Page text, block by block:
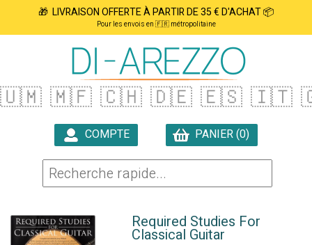
🎁 LIVRAISON OFFERTE À PARTIR DE 35 € D'ACHAT 📦
Pour les envois en 🇫🇷 métropolitaine
🇺🇲 🇲🇫 🇨🇭 🇩🇪 🇪🇸 🇮🇹
COMPTE
PANIER (0)
Required Studies For
Classical Guitar